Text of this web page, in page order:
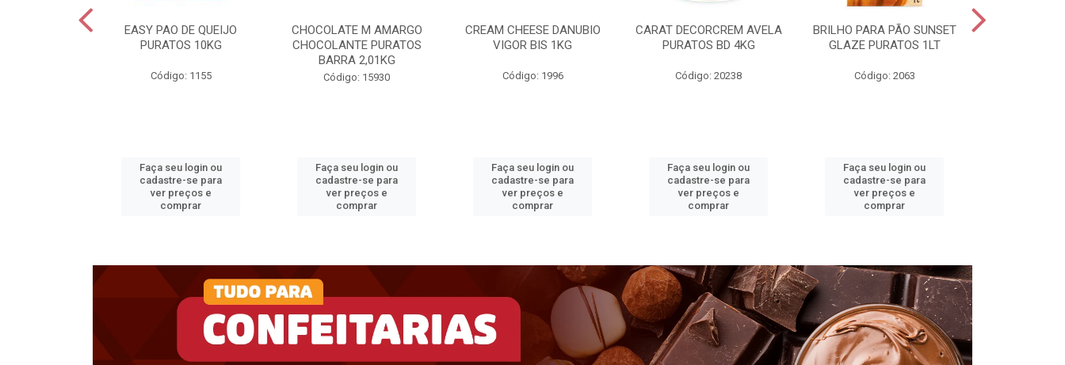
EASY PAO DE QUEIJO
PURATOS 10KG
Código: 1155
Faça seu login ou
cadastre-se para
ver preços e
comprar
CHOCOLATE M AMARGO
CHOCOLANTE PURATOS
BARRA 2,01KG
Código: 15930
Faça seu login ou
cadastre-se para
ver preços e
comprar
CREAM CHEESE DANUBIO
VIGOR BIS 1KG
Código: 1996
Faça seu login ou
cadastre-se para
ver preços e
comprar
CARAT DECORCREM AVELA
PURATOS BD 4KG
Código: 20238
Faça seu login ou
cadastre-se para
ver preços e
comprar
BRILHO PARA PÃO SUNSET
GLAZE PURATOS 1LT
Código: 2063
Faça seu login ou
cadastre-se para
ver preços e
comprar